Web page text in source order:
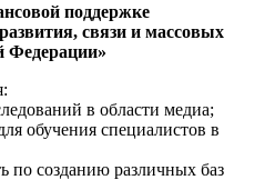
поддержке
связи и массовых
Федерации»
в области медиа;
обучения специалистов в
по созданию различных баз